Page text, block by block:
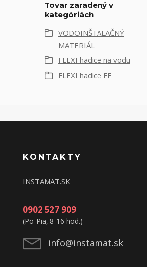
Tovar zaradený v
kategóriách
VODOINŠTALAČNÝ
MATERIÁL
FLEXI hadice na vodu
FLEXI hadice FF
KONTAKTY
INSTAMAT.SK
0902 527 909
(Po-Pia, 8-16 hod.)
info@instamat.sk